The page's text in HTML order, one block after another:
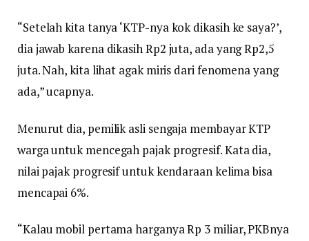
“Setelah kita tanya ‘KTP-nya kok dikasih ke saya?’,
dia jawab karena dikasih Rp2 juta, ada yang Rp2,5
juta. Nah, kita lihat agak miris dari fenomena yang
ada,” ucapnya.
Menurut dia, pemilik asli sengaja membayar KTP
warga untuk mencegah pajak progresif. Kata dia,
nilai pajak progresif untuk kendaraan kelima bisa
mencapai 6%.
“Kalau mobil pertama harganya Rp 3 miliar, PKBnya